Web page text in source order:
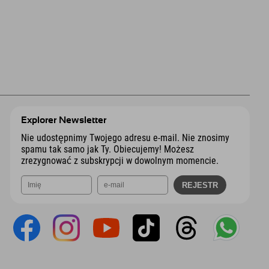
Explorer Newsletter
Nie udostępnimy Twojego adresu e-mail. Nie znosimy
spamu tak samo jak Ty. Obiecujemy! Możesz
zrezygnować z subskrypcji w dowolnym momencie.